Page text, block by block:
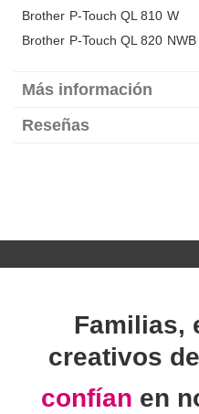
Brother P-Touch QL 810 W
Brother P-Touch QL 820 NWB
Más información
Reseñas
Familias,
creativos
confían en